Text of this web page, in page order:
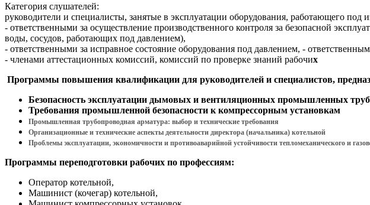
Категория слушателей:
руководители и специалисты, занятые в эксплуатации оборудования, работающего
- ответственными за осуществление производственного контроля за безопасной
воды, сосудов, работающих под давлением),
- ответственными за исправное состояние оборудования под давлением, -
- членами аттестационных комиссий, комиссий по проверке знаний рабочих
Программы повышения квалификации для руководителей и специалистов,
Безопасность эксплуатации дымовых и вентиляционных промышленных труб
Требования промышленной безопасности к компрессорным установкам
Промышленная трубопроводная арматура: выбор и технические требования
Организационные и технические аспекты деятельности директора (начальника) котельной
Проблемы эксплуатации, экономичности и противоаварийной устойчивости тепломеханического и
Программы переподготовки рабочих по профессиям:
Оператор котельной,
Машинист (кочегар) котельной,